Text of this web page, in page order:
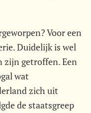
Voor een
Duidelijk is wel
zijn getroffen. Een
wat
zich uit
de staatsgreep